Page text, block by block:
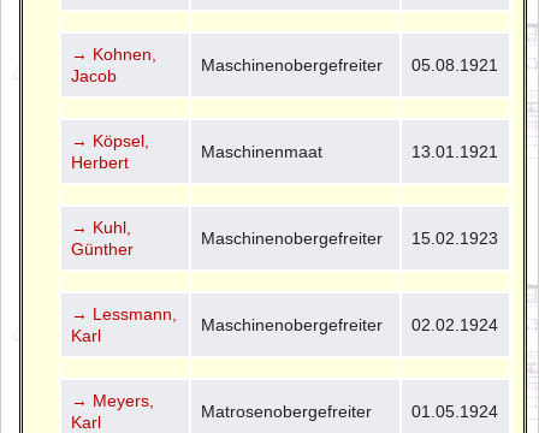
→ Kohnen,
Jacob
Maschinenobergefreiter 05.08.1921
→ Köpsel,
Herbert
Maschinenmaat 13.01.1921
→ Kuhl,
Günther
Maschinenobergefreiter 15.02.1923
→ Lessmann,
Karl
Maschinenobergefreiter 02.02.1924
→ Meyers,
Karl
Matrosenobergefreiter 01.05.1924